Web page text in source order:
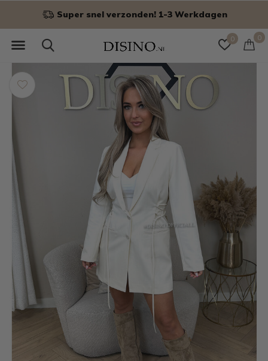
0 0
Super snel verzonden! 1-3 Werkdagen